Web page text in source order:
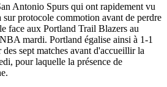
Antonio Spurs qui ont rapidement vu
protocole commotion avant de perdre
face aux Portland Trail Blazers au
mardi. Portland égalise ainsi à 1-1
sept matches avant d'accueillir la
pour laquelle la présence de